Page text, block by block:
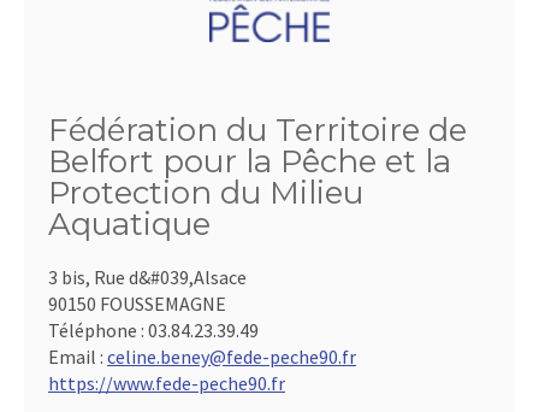
Fédération du Territoire de
Belfort pour la Pêche et la
Protection du Milieu
Aquatique
3 bis, Rue d&#039,Alsace
90150 FOUSSEMAGNE
Téléphone : 03.84.23.39.49
Email : celine.beney@fede-peche90.fr
https://www.fede-peche90.fr